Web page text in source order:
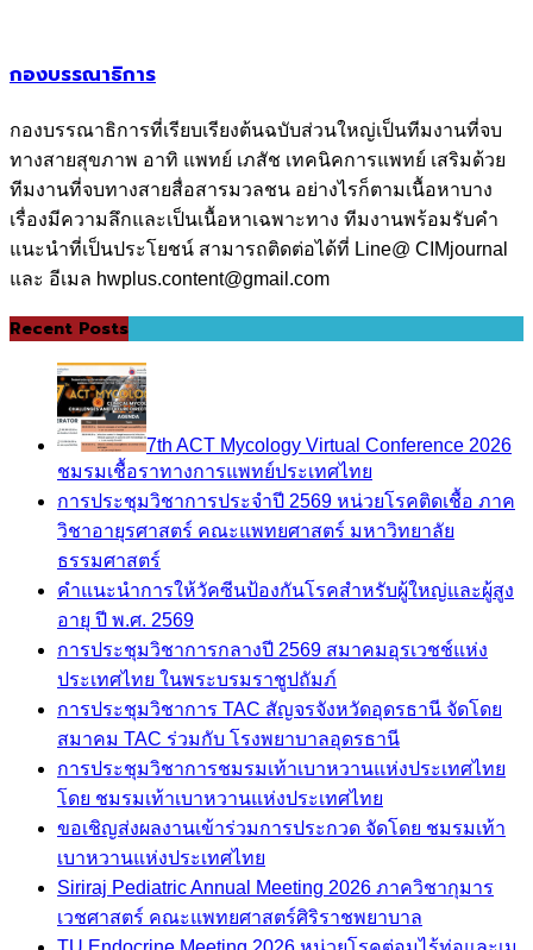
กองบรรณาธิการ
กองบรรณาธิการที่เรียบเรียงต้นฉบับส่วนใหญ่เป็นทีมงานที่จบ
ทางสายสุขภาพ อาทิ แพทย์ เภสัช เทคนิคการแพทย์ เสริมด้วย
ทีมงานที่จบทางสายสื่อสารมวลชน อย่างไรก็ตามเนื้อหาบาง
เรื่องมีความลึกและเป็นเนื้อหาเฉพาะทาง ทีมงานพร้อมรับคำ
แนะนำที่เป็นประโยชน์ สามารถติดต่อได้ที่ Line@ CIMjournal
และ อีเมล hwplus.content@gmail.com
Recent Posts
7th ACT Mycology Virtual Conference 2026
ชมรมเชื้อราทางการแพทย์ประเทศไทย
การประชุมวิชาการประจำปี 2569 หน่วยโรคติดเชื้อ ภาค
วิชาอายุรศาสตร์ คณะแพทยศาสตร์ มหาวิทยาลัย
ธรรมศาสตร์
คำแนะนำการให้วัคซีนป้องกันโรคสำหรับผู้ใหญ่และผู้สูง
อายุ ปี พ.ศ. 2569
การประชุมวิชาการกลางปี 2569 สมาคมอุรเวชช์แห่ง
ประเทศไทย ในพระบรมราชูปถัมภ์
การประชุมวิชาการ TAC สัญจรจังหวัดอุดรธานี จัดโดย
สมาคม TAC ร่วมกับ โรงพยาบาลอุดรธานี
การประชุมวิชาการชมรมเท้าเบาหวานแห่งประเทศไทย
โดย ชมรมเท้าเบาหวานแห่งประเทศไทย
ขอเชิญส่งผลงานเข้าร่วมการประกวด จัดโดย ชมรมเท้า
เบาหวานแห่งประเทศไทย
Siriraj Pediatric Annual Meeting 2026 ภาควิชากุมาร
เวชศาสตร์ คณะแพทยศาสตร์ศิริราชพยาบาล